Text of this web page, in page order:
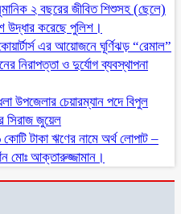
২ বছরের জীবিত শিশুসহ (ছেলে)
উদ্ধার করেছে পুলিশ।
এর আয়োজনে ঘূর্ণিঝড় “রেমাল”
নিরাপত্তা ও দুর্যোগ ব্যবস্থাপনা
উপজেলার চেয়ারম্যান পদে বিপুল
সিরাজ জুয়েল
টাকা ঋণের নামে অর্থ লোপাট –
মোঃ আক্তারুজ্জামান।